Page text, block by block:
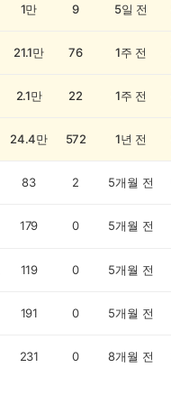
1만 9 5일 전
21.1만 76 1주 전
2.1만 22 1주 전
24.4만 572 1년 전
83 2 5개월 전
179 0 5개월 전
119 0 5개월 전
191 0 5개월 전
231 0 8개월 전